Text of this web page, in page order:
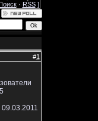
· RSS]
#1
5
09.03.2011